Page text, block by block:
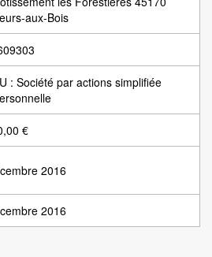
aux-Bois
: Société par actions simplifiée
€
2016
2016